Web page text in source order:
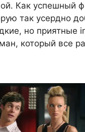
Как успешный
так усердно
но приятные
который все